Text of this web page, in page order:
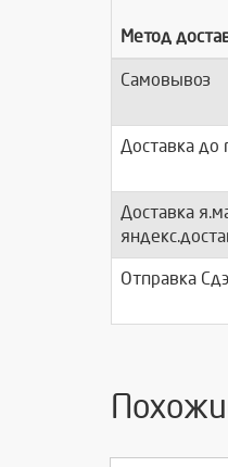
Метод
Самовывоз
Доставка
Доставка
Отправка